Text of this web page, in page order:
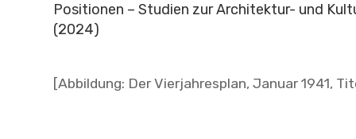
Positionen – Studien zur Architektur- und
(2024)
[Abbildung: Der Vierjahresplan, Januar 1941,